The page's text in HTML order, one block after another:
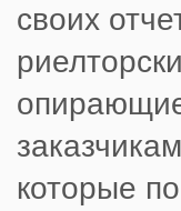
своих
которые